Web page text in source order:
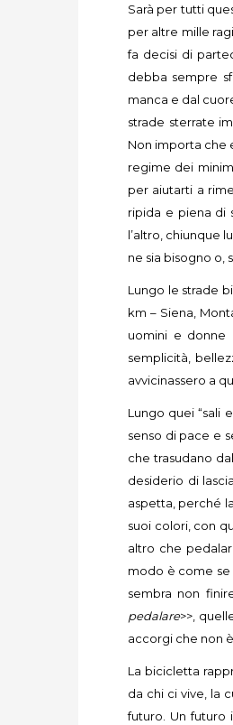
Sarà per tutti
per altre mille
fa decisi di
debba sempre
manca e dal
strade sterrate
Non importa che
regime dei
per aiutarti a
ripida e piena di
l’altro, chiunque
ne sia bisogno o,
Lungo le strade
km – Siena,
uomini e donne
semplicità,
avvicinassero a
Lungo quei “sali
senso di pace e
che trasudano
desiderio di
aspetta, perché
suoi colori, con
altro che
modo è come se
sembra non
pedalare>>,
accorgi che non
La bicicletta
da chi ci vive, la
futuro. Un futuro